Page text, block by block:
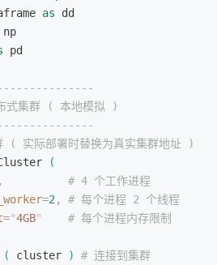
as dd
np
pd
式集群 ( 本地模拟 )
( 实际部署时替换为真实集群地址 )
(
,
          # 4 个工作进程
=2 ,
# 每个进程 2 个线程
="4GB"
    # 每个进程内存限制
( cluster ) # 连接到集群